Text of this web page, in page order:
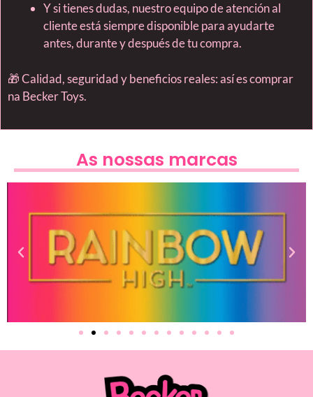
Y si tienes dudas, nuestro equipo de atención al
cliente está siempre disponible para ayudarte
antes, durante y después de tu compra.
🎁 Calidad, seguridad y beneficios reales: así es comprar
na Becker Toys.
As nossas marcas